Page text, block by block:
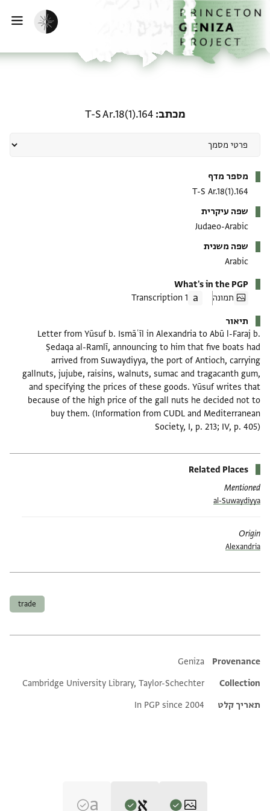
לתוכןהבית
הפעלת מצב כהה
מכתב T-S Ar.18(1).164
מספר מדף
T-S Ar.18(1).164
שפה עיקרית
Judaeo-Arabic
שפה משנית
Arabic
What's in the PGP
תמונה
1 Transcription
תיאור
Letter from Yūsuf b. Ismāʿīl in Alexandria to Abū l-Faraj b.
Ṣedaqa al-Ramlī, announcing to him that five boats had
arrived from Suwaydiyya, the port of Antioch, carrying
gallnuts, jujube, raisins, walnuts, sumac and tragacanth gum,
and specifying the prices of these goods. Yūsuf writes that
because of the high price of the gall nuts he decided not to
buy them. (Information from CUDL and Mediterranean
Society, I, p. 213; IV, p. 405)
Related Places
Mentioned
al-Suwaydiyya
Origin
Alexandria
trade
Additional metadata
Provenance
Geniza
Collection
Cambridge University Library, Taylor-Schechter
תאריך קלט
In PGP since 2004